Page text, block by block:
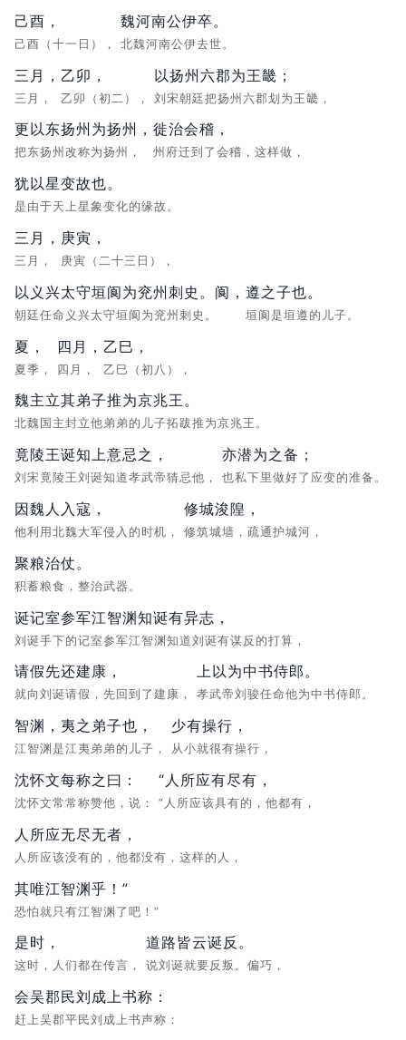
己酉，
己酉（十一日），
魏河南公伊卒。
北魏河南公伊去世。
三月，
三月，
乙卯，
乙卯（初二），
以扬州六郡为王畿；
刘宋朝廷把扬州六郡划为王畿，
更以东扬州为扬州，
把东扬州改称为扬州，
徙治会稽，
州府迁到了会稽，这样做，
犹以星变故也。
是由于天上星象变化的缘故。
三月，
三月，
庚寅，
庚寅（二十三日），
以义兴太守垣阆为兖州刺史。阆，
朝廷任命义兴太守垣阆为兖州刺史。
遵之子也。
垣阆是垣遵的儿子。
夏，
夏季，
四月，
四月，
乙巳，
乙巳（初八），
魏主立其弟子推为京兆王。
北魏国主封立他弟弟的儿子拓跋推为京兆王。
竟陵王诞知上意忌之，
刘宋竟陵王刘诞知道孝武帝猜忌他，
亦潜为之备；
也私下里做好了应变的准备。
因魏人入寇，
他利用北魏大军侵入的时机，
修城浚隍，
修筑城墙，疏通护城河，
聚粮治仗。
积蓄粮食，整治武器。
诞记室参军江智渊知诞有异志，
刘诞手下的记室参军江智渊知道刘诞有谋反的打算，
请假先还建康，
就向刘诞请假，先回到了建康，
上以为中书侍郎。
孝武帝刘骏任命他为中书侍郎。
智渊，夷之弟子也，
江智渊是江夷弟弟的儿子，
少有操行，
从小就很有操行，
沈怀文每称之曰：
沈怀文常常称赞他，说：
“人所应有尽有，
“人所应该具有的，他都有，
人所应无尽无者，
人所应该没有的，他都没有，这样的人，
其唯江智渊乎！”
恐怕就只有江智渊了吧！”
是时，
这时，人们都在传言，
道路皆云诞反。
说刘诞就要反叛。偏巧，
会吴郡民刘成上书称：
赶上吴郡平民刘成上书声称：